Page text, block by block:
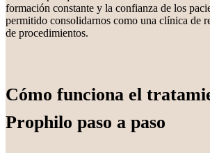
formación constante y la confianza de los
permitido consolidarnos como una clínica de
de procedimientos.
Cómo funciona el
Prophilo paso a paso